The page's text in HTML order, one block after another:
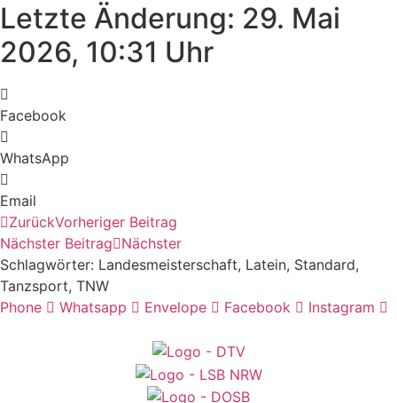
Letzte Änderung: 29. Mai
2026, 10:31 Uhr
Facebook
WhatsApp
Email
ZurückVorheriger Beitrag
Nächster Beitrag Nächster
Schlagwörter: Landesmeisterschaft, Latein, Standard,
Tanzsport, TNW
Phone
Whatsapp Envelope Facebook Instagram